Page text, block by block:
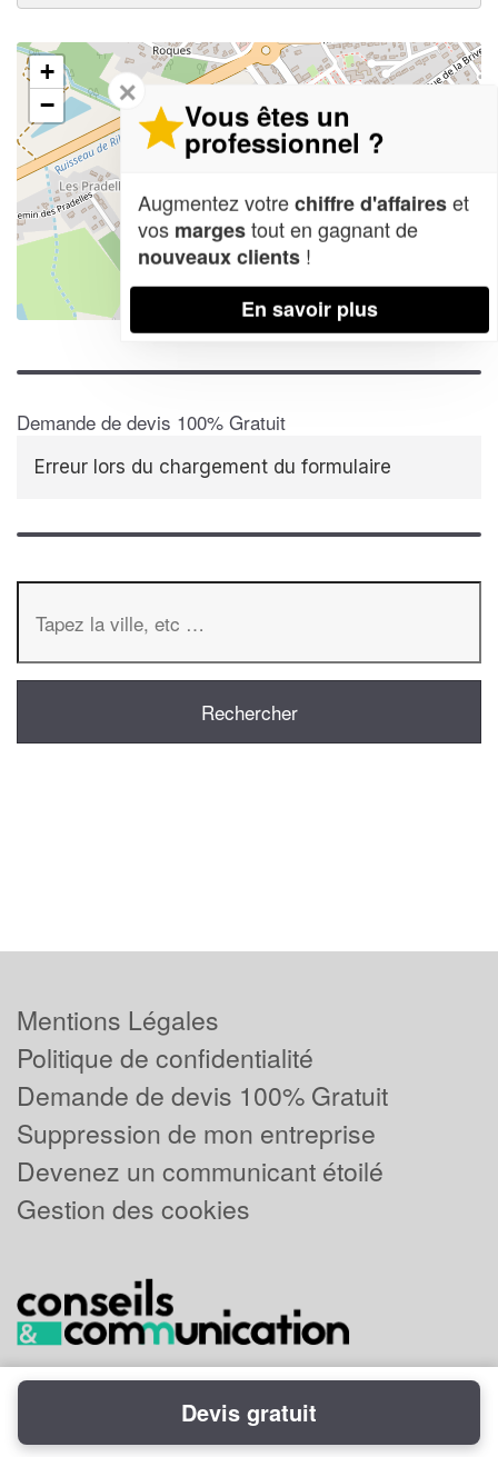
+
−
| Map data ©OpenStreetMap contributors,
Demande de devis 100% Gratuit
Erreur lors du chargement du formulaire
✕
Vous êtes un
professionnel ?
Augmentez votrechiffre d'affaireset
vos margestout en gagnant de
nouveaux clients !
En savoir plus
Mentions Légales
Politique de confidentialité
Demande de devis 100% Gratuit
Suppression de mon entreprise
Devenez un communicant étoilé
Gestion des cookies
Powered byPlus que pro
Devis gratuit